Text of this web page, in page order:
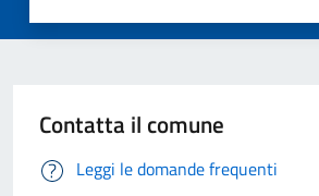
Contatta il comune
Leggi le domande frequenti